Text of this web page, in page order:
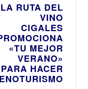
LA RUTA DEL
VINO
CIGALES
«TU MEJOR
VERANO»
PARA HACER
ENOTURISMO